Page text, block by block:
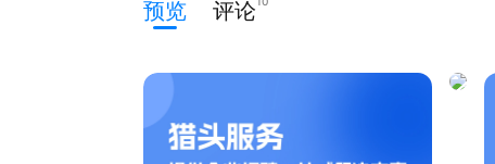
预览 评论